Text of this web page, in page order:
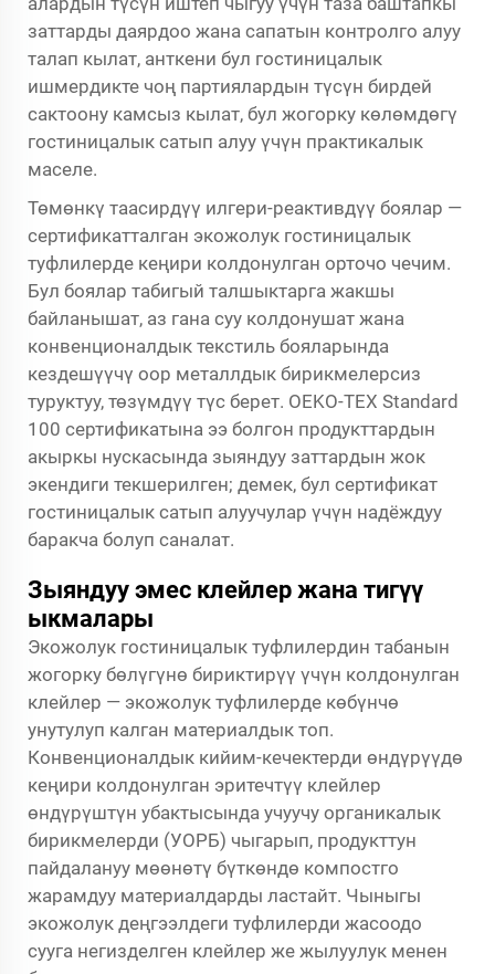
заттарды даярдоо жана сапатын контролго алуу
талап кылат, анткени бул гостиницалык
ишмердикте чоң партиялардын түсүн бирдей
сактоону камсыз кылат, бул жогорку көлөмдөгү
гостиницалык сатып алуу үчүн практикалык
маселе.
Төмөнкү таасирдүү илгери-реактивдүү боялар —
сертификатталган экожолук гостиницалык
туфлилерде кеңири колдонулган орточо чечим.
Бул боялар табигый талшыктарга жакшы
байланышат, аз гана суу колдонушат жана
конвенционалдык текстиль бояларында
кездешүүчү оор металлдык бирикмелерсиз
туруктуу, төзүмдүү түс берет. OEKO-TEX Standard
100 сертификатына ээ болгон продукттардын
акыркы нускасында зыяндуу заттардын жок
экендиги текшерилген; демек, бул сертификат
гостиницалык сатып алуучулар үчүн надёждуу
баракча болуп саналат.
Зыяндуу эмес клейлер жана тигүү
ыкмалары
Экожолук гостиницалык туфлилердин табанын
жогорку бөлүгүнө бириктирүү үчүн колдонулган
клейлер — экожолук туфлилерде көбүнчө
унутулуп калган материалдык топ.
Конвенционалдык кийим-кечектерди өндүрүүдө
кеңири колдонулган эритечтүү клейлер
өндүрүштүн убактысында учуучу органикалык
бирикмелерди (УОРБ) чыгарып, продукттун
пайдалануу мөөнөтү бүткөндө компостго
жарамдуу материалдарды ластайт. Чыныгы
экожолук деңгээлдеги туфлилерди жасоодо
сууга негизделген клейлер же жылуулук менен